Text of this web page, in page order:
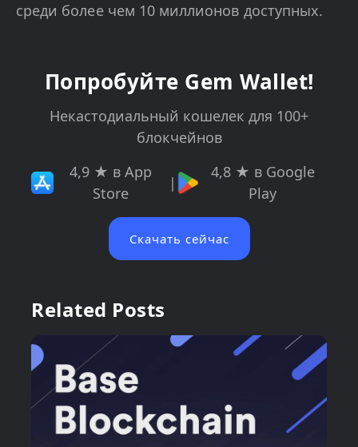
среди более чем 10 миллионов доступных.
Попробуйте Gem Wallet!
Некастодиальный кошелек для 100+
блокчейнов
4,9 ★ в App
Store
|
4,8 ★ в Google
Play
Скачать сейчас
Related Posts